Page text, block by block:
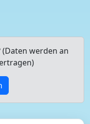
(Daten werden an